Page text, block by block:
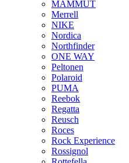
MAMMUT
Merrell
NIKE
Nordica
Northfinder
ONE WAY
Peltonen
Polaroid
PUMA
Reebok
Regatta
Reusch
Roces
Rock Experience
Rossignol